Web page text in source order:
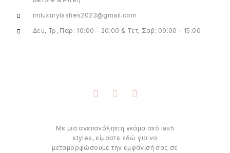
imluxurylashes2023@gmail.com
Δευ, Τρ, Παρ: 10:00 - 20:00 & Τετ, Σαβ: 09:00 - 15:00
Με μια ανεπανάληπτη γκάμα από lash
styles, είμαστε εδώ για να
μεταμορφώσουμε την εμφάνισή σας σε